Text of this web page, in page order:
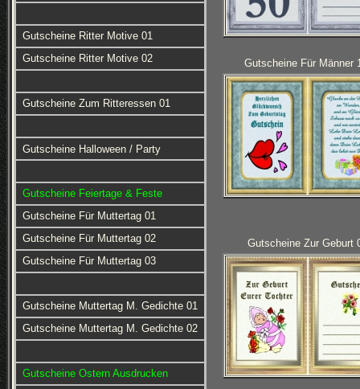
Gutscheine Ritter Motive 01
Gutscheine Ritter Motive 02
Gutscheine Zum Ritteressen 01
Gutscheine Halloween / Party
Gutscheine Feiertage & Feste
Gutscheine Für Muttertag 01
Gutscheine Für Muttertag 02
Gutscheine Für Muttertag 03
Gutscheine Muttertag M. Gedichte 01
Gutscheine Muttertag M. Gedichte 02
Gutscheine Ostern Ausdrucken
Gutscheine Für Männer
Gutscheine Zur Geburt